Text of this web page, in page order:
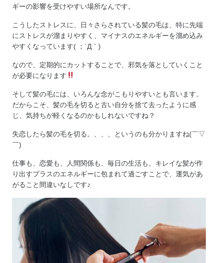
ギーの影響を受けやすい場所なんです。
こうしたストレスに、日々さらされている髪の毛は、特に先端
にストレスが溜まりやすく、マイナスのエネルギーを溜め込み
やすくなっています( ；´Д｀)
なので、定期的にカットすることで、邪気を落としていくこと
が必要になります
そして髪の毛には、いろんな念がこもりやすいとも言います。
だからこそ、髪の毛を切ると古い自分を捨て去ったように感
じ、気持ちが軽くなるのかもしれないですね？
失恋したら髪の毛を切る。、、、というのも分かりますね(￣▽
￣)
仕事も、恋愛も、人間関係も、毎日の生活も。キレイな髪が作
り出すプラスのエネルギーに包まれて過ごすことで、運気があ
がること間違いなしです♪